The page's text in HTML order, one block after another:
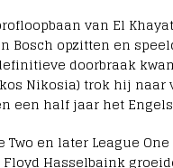
van El
Bosch opzitten en
doorbraak
Nikosia) trok hij naar
een half jaar het
Two en later League
Hasselbaink